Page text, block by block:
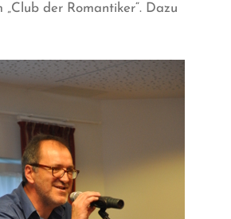
„Club der Romantiker“. Dazu